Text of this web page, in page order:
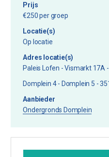
Prijs
€250 per groep
Locatie(s)
Op locatie
Adres locatie(s)
Paleis Lofen - Vismarkt 17A
Domplein 4 - Domplein 5 -
Aanbieder
Ondergronds Domplein